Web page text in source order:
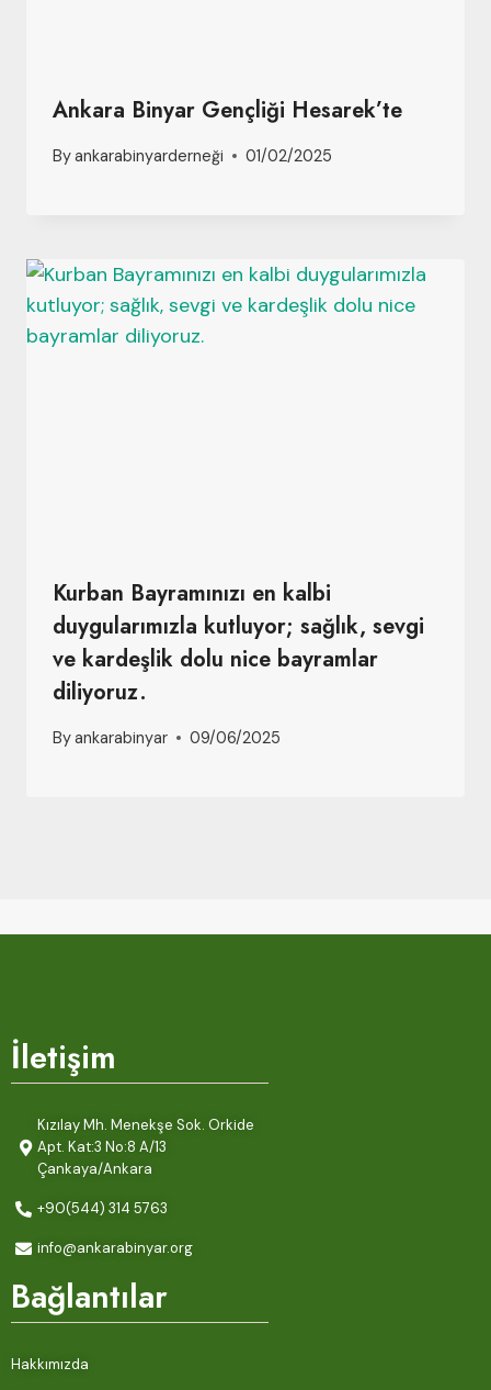
Ankara Binyar Gençliği Hesarek’te
Byankarabinyarderneği 01/02/2025
Kurban Bayramınızı en kalbi
duygularımızla kutluyor; sağlık, sevgi
ve kardeşlik dolu nice bayramlar
diliyoruz.
Byankarabinyar 09/06/2025
İletişim
Kızılay Mh. Menekşe Sok. Orkide
Apt. Kat:3 No:8 A/13
Çankaya/Ankara
+90(544) 314 5763
info@ankarabinyar.org
Bağlantılar
Hakkımızda